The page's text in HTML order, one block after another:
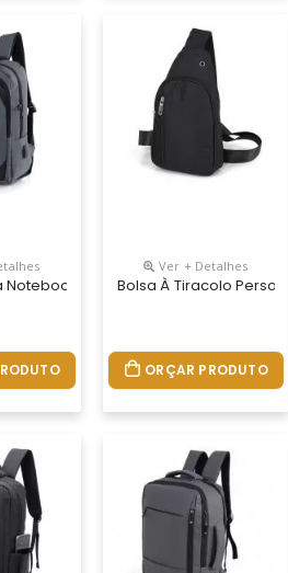
Notebook Personalizada
Ver + Detalhes
Bolsa À Tiracolo
ORÇAR PRODUTO